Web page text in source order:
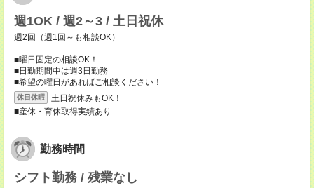
週1OK / 週2～3 / 土日祝休
週2回（週1回～も相談OK）
■曜日固定の相談OK！
■日勤期間中は週3日勤務
■希望の曜日があればご相談ください！
休日休暇
土日祝休みもOK！
■産休・育休取得実績あり
勤務時間
シフト勤務 / 残業なし